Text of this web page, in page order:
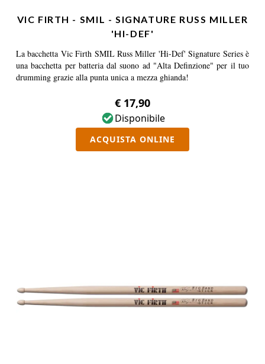
VIC FIRTH - SMIL - SIGNATURE RUSS MILLER
'HI-DEF'
La bacchetta Vic Firth SMIL Russ Miller 'Hi-Def' Signature Series è
una bacchetta per batteria dal suono ad "Alta Definzione" per il tuo
drumming grazie alla punta unica a mezza ghianda!
€ 17,90
Disponibile
ACQUISTA ONLINE